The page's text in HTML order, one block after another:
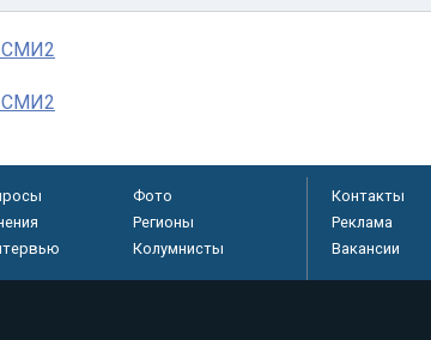
СМИ2
СМИ2
Фото
Регионы
Колумнисты
Контакты
Реклама
Вакансии